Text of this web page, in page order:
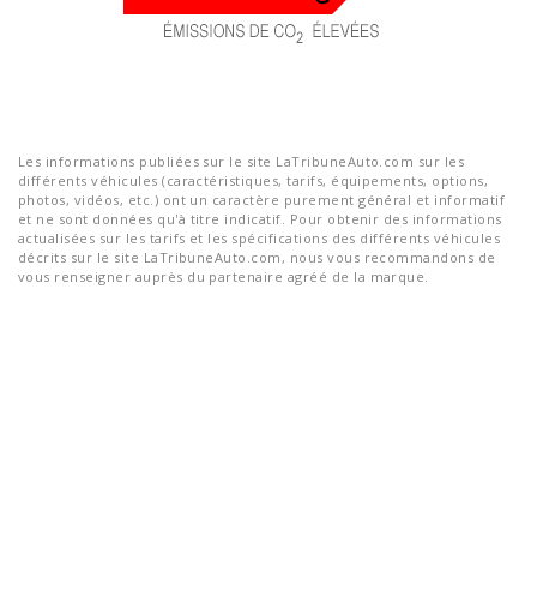
Les informations publiées sur le site LaTribuneAuto.com sur les
différents véhicules (caractéristiques, tarifs, équipements, options,
photos, vidéos, etc.) ont un caractère purement général et informatif
et ne sont données qu'à titre indicatif. Pour obtenir des informations
actualisées sur les tarifs et les spécifications des différents véhicules
décrits sur le site LaTribuneAuto.com, nous vous recommandons de
vous renseigner auprès du partenaire agréé de la marque.